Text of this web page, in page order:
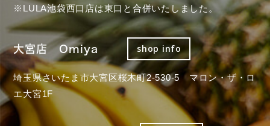
※LULA池袋西口店は東口と合併いたしました。
大宮店 Omiya shop info
埼玉県さいたま市大宮区桜木町2-530-5 マロン・ザ・ロ
エ大宮1F